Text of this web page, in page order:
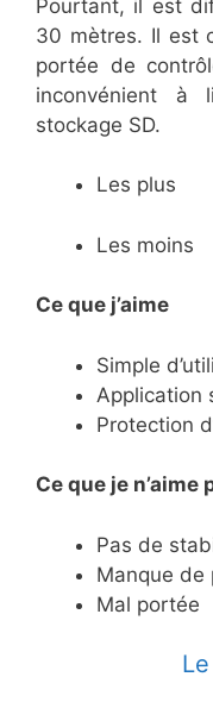
Pourtant, il est
30 mètres. Il est
portée de
inconvénient à
stockage SD.
Les plus
Les moins
Ce que j’aime
Simple
Application
Protection
Ce que je n’aime
Pas de
Manque de
Mal portée